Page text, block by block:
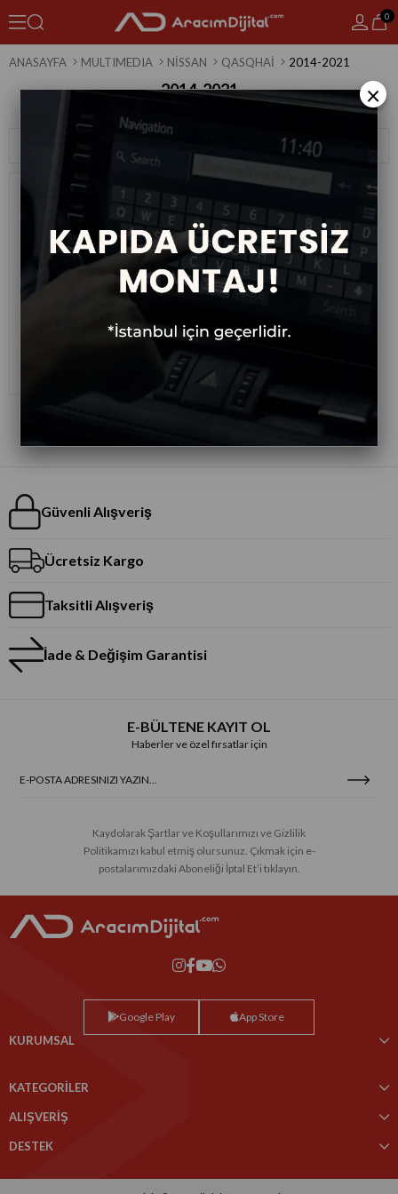
0
ANASAYFA MULTIMEDIA NISSAN QASQHAI 2014-2021
2014-2021
Filtreleme
Multimedya Sistemi 2014-2021
Güvenli Alışveriş
Ücretsiz Kargo
Taksitli Alışveriş
İade & Değişim Garantisi
E-BÜLTENE KAYIT OL
Haberler ve özel fırsatlar için
Kaydolarak Şartlar ve Koşullarımızı ve Gizlilik
Politikamızı kabul etmiş olursunuz. Çıkmak için e-
postalarımızdaki Aboneliği İptal Et’i tıklayın.
Google Play App Store
KURUMSAL
KATEGORİLER
ALIŞVERİŞ
DESTEK
×